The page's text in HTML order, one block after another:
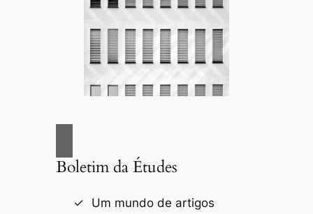
Boletim da Études
Um mundo de artigos